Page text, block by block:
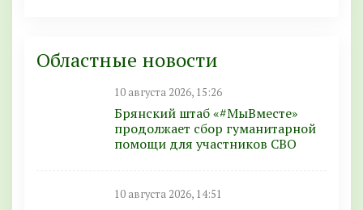
Областные новости
10 августа 2026, 15:26
Брянский штаб «#МыВместе»
продолжает сбор гуманитарной
помощи для участников СВО
10 августа 2026, 14:51